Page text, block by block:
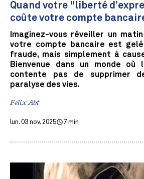
Quand votre "liberté
coûte votre compte
Imaginez-vous réveiller un
votre compte bancaire est
fraude, mais simplement à
Bienvenue dans un monde où
contente pas de supprimer
paralyse des vies.
Felix Abt
lun. 03 nov. 2025 7 min